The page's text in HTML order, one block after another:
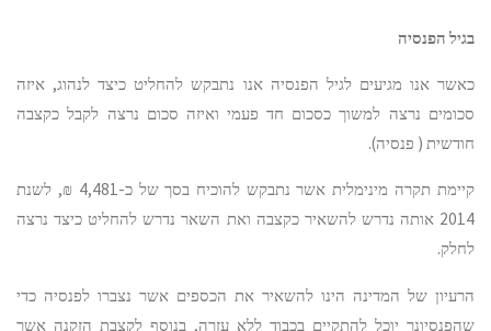
בגיל הפנסיה
כאשר אנו מגיעים לגיל הפנסיה אנו נתבקש להחליט כיצד לנהוג, איזה
סכומים נרצה למשוך כסכום חד פעמי ואיזה סכום נרצה לקבל כקצבה
חודשית ( פנסיה).
קיימת תקרה מינימלית אשר נתבקש להוכיח בסך של כ-4,481 ₪, לשנת
2014 אותה נדרש להשאיר כקצבה ואת השאר נדרש להחליט כיצד נרצה
לחלק.
הרעיון של המדינה הינו להשאיר את הכספים אשר נצברו לפנסיה כדי
שהפנסיונר יוכל להתקיים בכבוד ללא עזרה, בנוסף לקצבת הזקנה אשר